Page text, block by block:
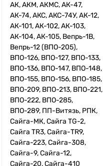
АК, АКМ, АКМС, АК-47,
АК-74, АКС, АКС-74У, АК-12,
АК-101, АК-102, АК-103,
АК-104, АК-105, Вепрь-1В,
Вепрь-12 (ВПО-205),
ВПО-126, ВПО-127, ВПО-133,
ВПО-136, ВПО-147, ВПО-148,
ВПО-155, ВПО-156, ВПО-185,
ВПО-209, ВПО-213, ВПО-221,
ВПО-222, ВПО-285,
ВПО-289, ПП-Витязь, РПК,
Сайга-МК, Сайга TG-2,
Сайга TR3, Сайга-TR9,
Сайга-223, Сайга-308,
Сайга-9, Сайга-12,
Сайга-20, Сайга-410